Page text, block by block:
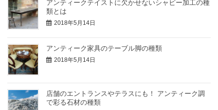
アンティークテイストに欠かせないシャビー加工の種
類とは
2018年5月14日
アンティーク家具のテーブル脚の種類
2018年5月14日
店舗のエントランスやテラスにも！ アンティーク調
で彩る石材の種類